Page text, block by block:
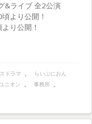
&ライブ 全2公演
より公開！
り公開！
ドラマ 、 らいぶにおん
ニオン 、 事務所 、